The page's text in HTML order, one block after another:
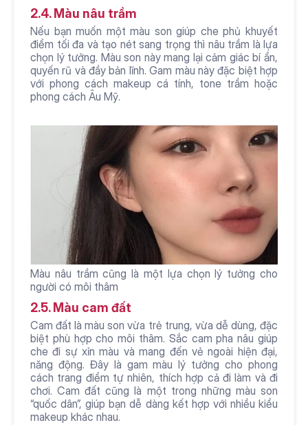
2.4. Màu nâu trầm
Nếu bạn muốn một màu son giúp che phủ khuyết
điểm tối đa và tạo nét sang trọng thì nâu trầm là lựa
chọn lý tưởng. Màu son này mang lại cảm giác bí ẩn,
quyến rũ và đầy bản lĩnh. Gam màu này đặc biệt hợp
với phong cách makeup cá tính, tone trầm hoặc
phong cách Âu Mỹ.
Màu nâu trầm cũng là một lựa chọn lý tưởng cho
người có môi thâm
2.5. Màu cam đất
Cam đất là màu son vừa trẻ trung, vừa dễ dùng, đặc
biệt phù hợp cho môi thâm. Sắc cam pha nâu giúp
che đi sự xỉn màu và mang đến vẻ ngoài hiện đại,
năng động. Đây là gam màu lý tưởng cho phong
cách trang điểm tự nhiên, thích hợp cả đi làm và đi
chơi. Cam đất cũng là một trong những màu son
“quốc dân”, giúp bạn dễ dàng kết hợp với nhiều kiểu
makeup khác nhau.